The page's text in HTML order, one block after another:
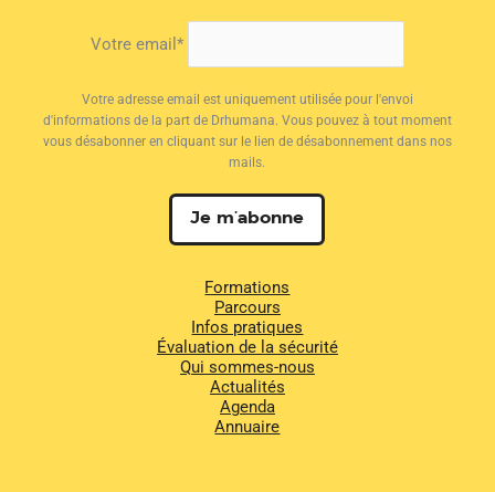
Votre email*
Votre adresse email est uniquement utilisée pour l'envoi
d'informations de la part de Drhumana. Vous pouvez à tout moment
vous désabonner en cliquant sur le lien de désabonnement dans nos
mails.
Formations
Parcours
Infos pratiques
Évaluation de la sécurité
Qui sommes-nous
Actualités
Agenda
Annuaire